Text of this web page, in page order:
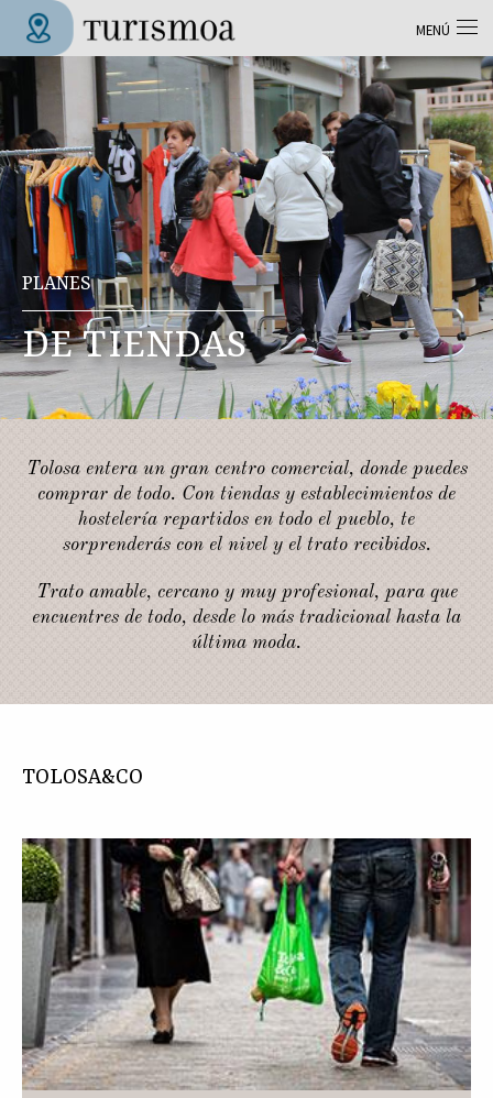
Pasar al contenido principal
Tolosa Turismoa
PLANES
DE TIENDAS
Tolosa entera un gran centro comercial, donde puedes
comprar de todo. Con tiendas y establecimientos de
hostelería repartidos en todo el pueblo, te
sorprenderás con el nivel y el trato recibidos.
Trato amable, cercano y muy profesional, para que
encuentres de todo, desde lo más tradicional hasta la
última moda.
TOLOSA&CO
MENÚ